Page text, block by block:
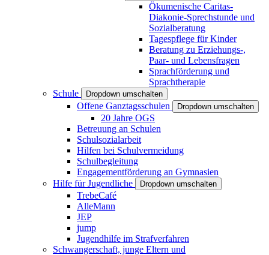
Ökumenische Caritas-
Diakonie-Sprechstunde und
Sozialberatung
Tagespflege für Kinder
Beratung zu Erziehungs-,
Paar- und Lebensfragen
Sprachförderung und
Sprachtherapie
Schule
Dropdown umschalten
Offene Ganztagsschulen Dropdown umschalten
20 Jahre OGS
Betreuung an Schulen
Schulsozialarbeit
Hilfen bei Schulvermeidung
Schulbegleitung
Engagementförderung an Gymnasien
Hilfe für Jugendliche
Dropdown umschalten
TrebeCafé
AlleMann
JEP
jump
Jugendhilfe im Strafverfahren
Schwangerschaft, junge Eltern und